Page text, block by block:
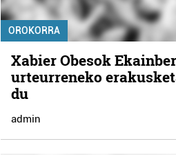
OROKORRA
Xabier Obesok
urteurreneko
du
admin